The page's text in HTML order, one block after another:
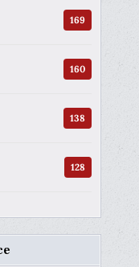
169
160
138
128